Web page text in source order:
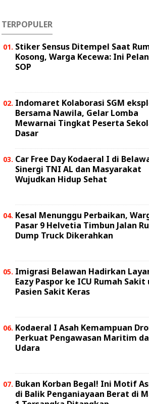
TERPOPULER
Stiker Sensus Ditempel Saat
Kosong, Warga Kecewa: Ini
SOP
Indomaret Kolaborasi SGM
Bersama Nawila, Gelar Lomba
Mewarnai Tingkat Peserta
Dasar
Car Free Day Kodaeral I di
Sinergi TNI AL dan Masyarakat
Wujudkan Hidup Sehat
Kesal Menunggu Perbaikan,
Pasar 9 Helvetia Timbun Jalan
Dump Truck Dikerahkan
Imigrasi Belawan Hadirkan
Eazy Paspor ke ICU Rumah
Pasien Sakit Keras
Kodaeral I Asah Kemampuan
Perkuat Pengawasan Maritim
Udara
Bukan Korban Begal! Ini Motif
di Balik Penganiayaan Berat di